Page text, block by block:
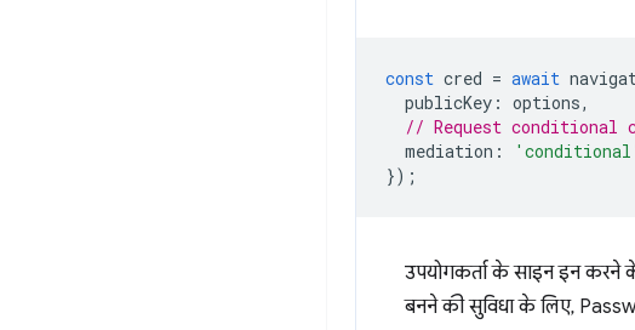
const cred = await
publicKey : options,
// Request conditional
mediation :
});
उपयोगकर्ता के साइन इन करने
बनने की सुविधा के लिए,